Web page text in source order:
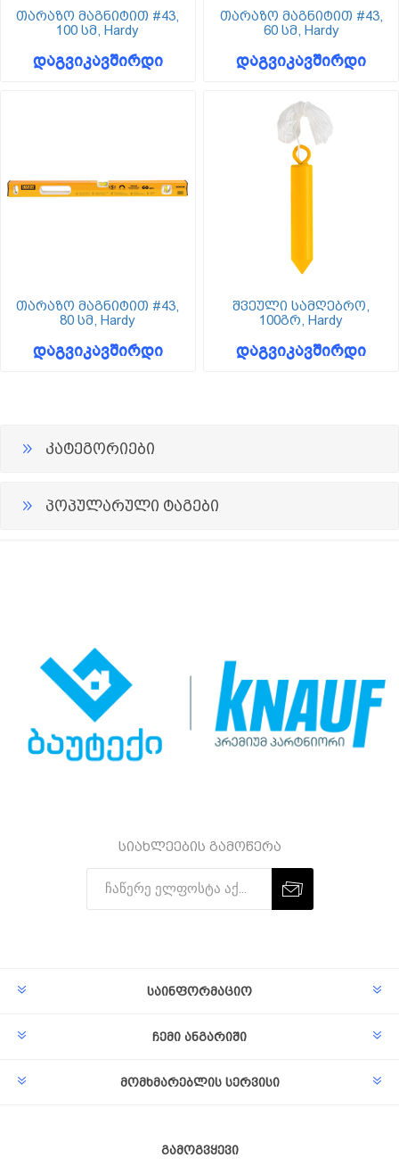
თარაზო მაგნიტით #43,
100 სმ, Hardy
დაგვიკავშირდი
თარაზო მაგნიტით #43,
60 სმ, Hardy
დაგვიკავშირდი
თარაზო მაგნიტით #43,
80 სმ, Hardy
დაგვიკავშირდი
შვეული სამღებრო,
100გრ, Hardy
დაგვიკავშირდი
კატეგორიები
პოპულარული ტაგები
სიახლეების გამოწერა
საინფორმაციო
ჩემი ანგარიში
მომხმარებლის სერვისი
გამოგვყევი